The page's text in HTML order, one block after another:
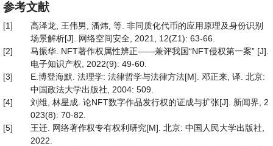
参考文献
[1]
高泽龙, 王伟男, 潘炜, 等. 非同质化代币的应用原理及身份识别
场景解析[J]. 网络空间安全, 2021, 12(Z1): 63-66.
[2]
马振华. NFT著作权属性辨正——兼评我国“NFT侵权第一案” [J].
电子知识产权, 2022(9): 49-60.
[3]
E.博登海默. 法理学: 法律哲学与法律方法[M]. 邓正来, 译. 北京:
中国政法大学出版社, 2004: 509.
[4]
刘维, 林星成. 论NFT数字作品发行权的证成与扩张[J]. 新闻界, 2
023(8): 70-82.
[5]
王迁. 网络著作权专有权利研究[M]. 北京: 中国人民大学出版社,
2022.